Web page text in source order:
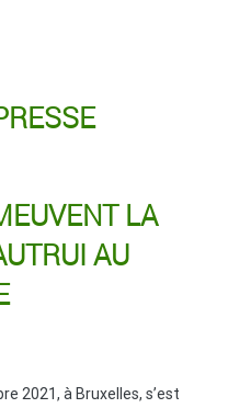
LA
AU
2021, à Bruxelles, s’est